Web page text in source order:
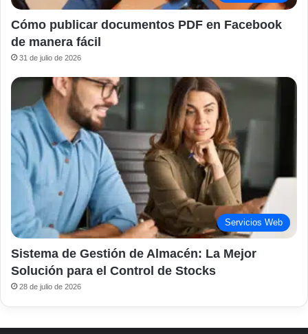
Cómo publicar documentos PDF en Facebook
de manera fácil
31 de julio de 2026
Servicios Web
Sistema de Gestión de Almacén: La Mejor
Solución para el Control de Stocks
28 de julio de 2026